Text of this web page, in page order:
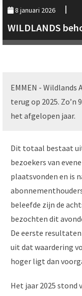
8 januari 2026
WILDLANDS
EMMEN -
terug op 2025. Zo’n
het afgelopen jaar.
Dit totaal bestaat
bezoekers van
plaatsvonden en is
beleefde zijn de
bezochten dit
De eerste
uit dat waardering
hoger ligt dan
Het jaar 2025 stond